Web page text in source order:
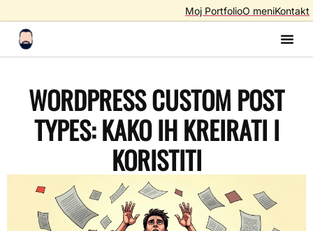
Moj PortfolioO meniKontakt
WORDPRESS CUSTOM POST
TYPES: KAKO IH KREIRATI I
KORISTITI